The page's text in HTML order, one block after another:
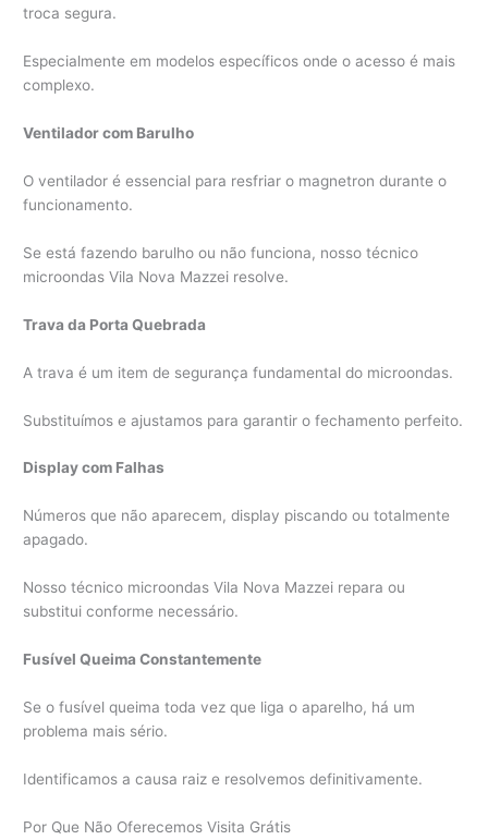
troca segura.
Especialmente em modelos específicos onde o acesso é mais
complexo.
Ventilador com Barulho
O ventilador é essencial para resfriar o magnetron durante o
funcionamento.
Se está fazendo barulho ou não funciona, nosso técnico
microondas Vila Nova Mazzei resolve.
Trava da Porta Quebrada
A trava é um item de segurança fundamental do microondas.
Substituímos e ajustamos para garantir o fechamento perfeito.
Display com Falhas
Números que não aparecem, display piscando ou totalmente
apagado.
Nosso técnico microondas Vila Nova Mazzei repara ou
substitui conforme necessário.
Fusível Queima Constantemente
Se o fusível queima toda vez que liga o aparelho, há um
problema mais sério.
Identificamos a causa raiz e resolvemos definitivamente.
Por Que Não Oferecemos Visita Grátis